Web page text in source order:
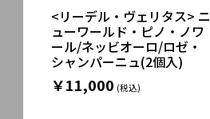
<リーデル・ヴェリタス> ニ
ューワールド・ピノ・ノワ
ール/ネッビオーロ/ロゼ・
シャンパーニュ(2個入)
￥11,000